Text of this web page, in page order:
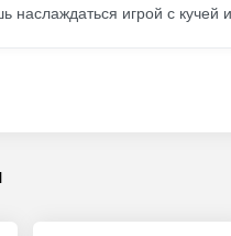
наслаждаться игрой с